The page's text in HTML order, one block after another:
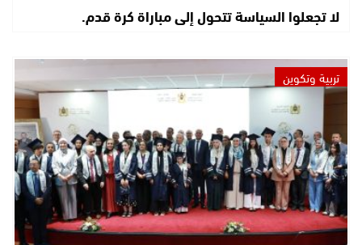
لا تجعلوا السياسة تتحول إلى مباراة كرة قدم.
تربية وتكوين